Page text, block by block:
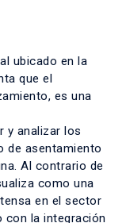
ubicado en la
que el
es una
y analizar los
de asentamiento
Al contrario de
como una
en el sector
con la integración